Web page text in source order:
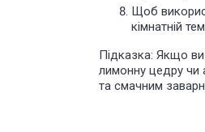
Щоб
кімнатній
Підказка: Якщо
лимонну цедру чи
та смачним